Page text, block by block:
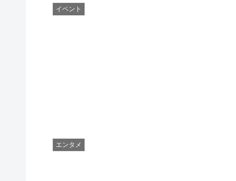
イベント
エンタメ